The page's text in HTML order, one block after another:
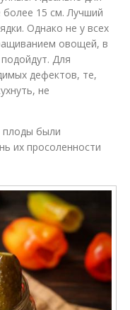
более 15 см. Лучший
Однако не у всех
овощей, в
Для
дефектов, те,
не
были
их просоленности